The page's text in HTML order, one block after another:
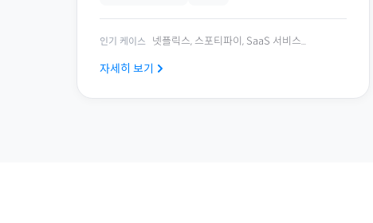
인기 케이스 넷플릭스, 스포티파이, SaaS 서비스...
자세히 보기